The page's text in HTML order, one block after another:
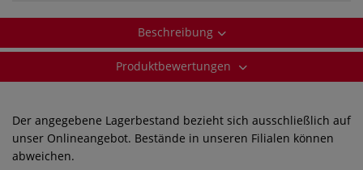
Beschreibung
Produktbewertungen
Der angegebene Lagerbestand bezieht sich ausschließlich auf
unser Onlineangebot. Bestände in unseren Filialen können
abweichen.